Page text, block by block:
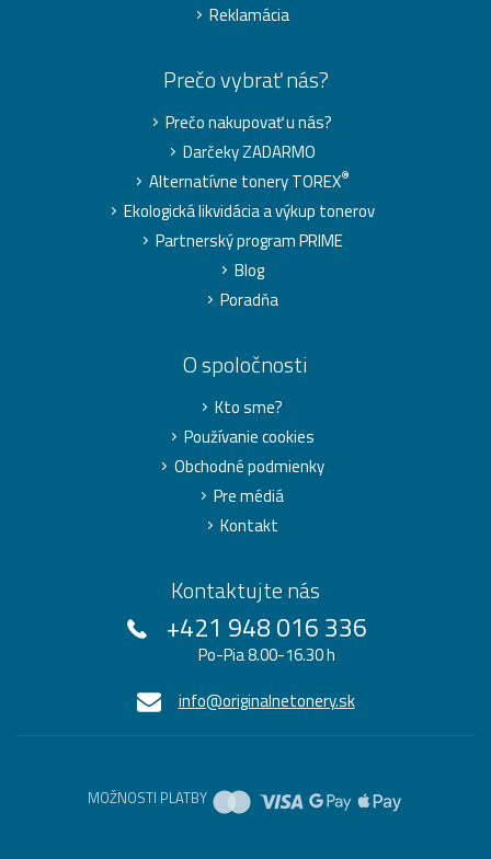
Reklamácia
Prečo vybrať nás?
Prečo nakupovať u nás?
Darčeky ZADARMO
Alternatívne tonery TOREX®
Ekologická likvidácia a výkup tonerov
Partnerský program PRIME
Blog
Poradňa
O spoločnosti
Kto sme?
Používanie cookies
Obchodné podmienky
Pre médiá
Kontakt
Kontaktujte nás
+421 948 016 336
Po-Pia 8.00-16.30 h
info@originalnetonery.sk
MOŽNOSTI PLATBY